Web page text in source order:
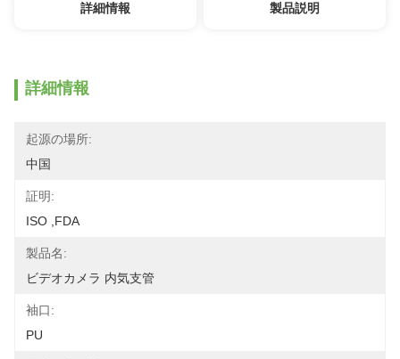
詳細情報 製品説明
詳細情報
起源の場所:
中国
証明:
ISO ,FDA
製品名:
ビデオカメラ 内気支管
袖口:
PU